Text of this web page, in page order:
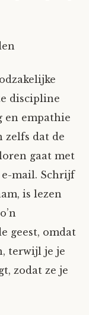
discipline
en empathie
zelfs dat de
gaat met
mail. Schrijf
is lezen
geest, omdat
terwijl je je
zodat ze je